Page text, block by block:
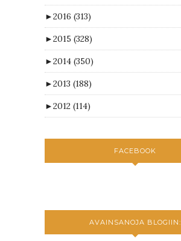
►2016 (313)
►2015 (328)
►2014 (350)
►2013 (188)
►2012 (114)
FACEBOOK
AVAINSANOJA BLOGIIN: